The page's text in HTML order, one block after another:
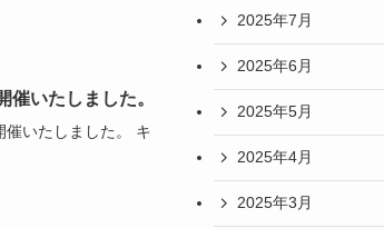
いたしました。
いたしました。 キ
2025年7月
2025年6月
2025年5月
2025年4月
2025年3月